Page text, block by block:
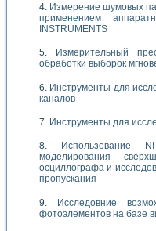
Измерение шумовых
применением
INSTRUMENTS
Измерительный
обработки выборок
Инструменты для
каналов
Инструменты для
Использование
моделирования
осциллографа и
пропускания
Исследовние
фотоэлементов на базе